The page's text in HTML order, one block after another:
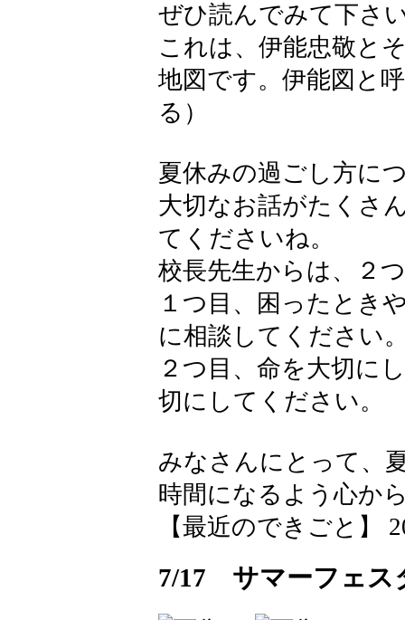
ぜひ読んでみて下さ
これは、伊能忠敬と
地図です。伊能図と
る）
夏休みの過ごし方に
大切なお話がたくさ
てくださいね。
校長先生からは、２
１つ目、困ったとき
に相談してください
２つ目、命を大切に
切にしてください。
みなさんにとって、
時間になるよう心か
【最近のできごと】
7/17 サマーフェス